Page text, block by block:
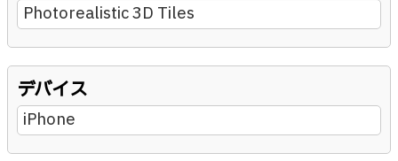
Photorealistic 3D Tiles
デバイス
iPhone